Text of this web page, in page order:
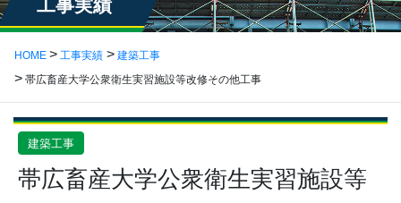
工事実績
HOME 工事実績
建築工事
帯広畜産大学公衆衛生実習施設等改修その他工事
建築工事
帯広畜産大学公衆衛生実習施設等